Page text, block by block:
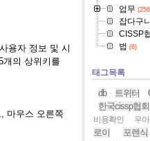
용자 정보 및 시
개의 상위키를
마우스 오른쪽
업무
잡다구
CISSP
법 (6)
태그목록
db 트위터
한국cissp협회
비용확인
우
로이
포렌식